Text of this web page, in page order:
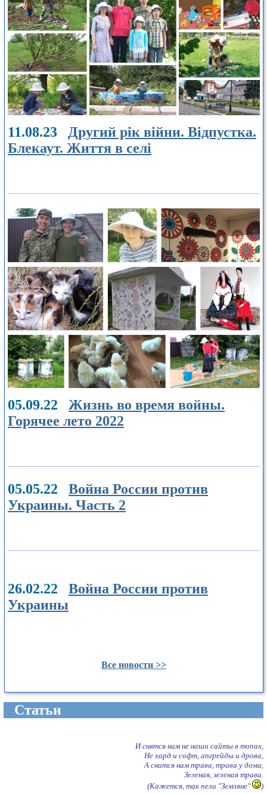
11.08.23 Другий рік війни. Відпустка.
Блекаут. Життя в селі
05.09.22 Жизнь во время войны.
Горячее лето 2022
05.05.22 Война России против
Украины. Часть 2
26.02.22 Война России против
Украины
Все новости >>
Cтатьи
И снятся нам не наши сайты в топах,
Не хард и софт, апгрейды и дрова,
А снится нам трава, трава у дома,
Зеленая, зеленая трава.
(Кажется, так пели "Земляне"
)